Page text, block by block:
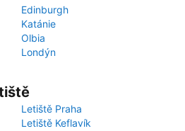
Edinburgh
Katánie
Olbia
Londýn
Letiště Praha
Letiště Keflavík